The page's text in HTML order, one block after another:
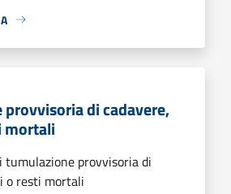
di cadavere,
mortali
tumulazione provvisoria di
o resti mortali